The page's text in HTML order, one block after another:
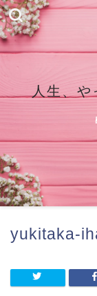
人生、
yukitaka-